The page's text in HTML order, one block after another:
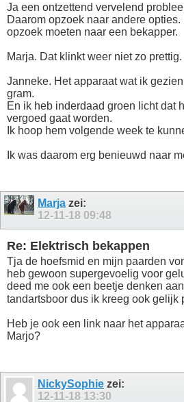
Ja een ontzettend vervelend
Daarom opzoek naar andere
opzoek moeten naar een bekapper.
Marja. Dat klinkt weer niet zo prettig.
Janneke. Het apparaat wat ik
gram.
En ik heb inderdaad groen licht dat
vergoed gaat worden.
Ik hoop hem volgende week te
Ik was daarom erg benieuwd naar
Marja zei:
12-11-18 09:48
Re: Elektrisch bekappen
Tja de hoefsmid en mijn paarden
heb gewoon supergevoelig voor
deed me ook een beetje denken
tandartsboor dus ik kreeg ook gelijk
Heb je ook een link naar het
Marjo?
NickySophie zei:
12-11-18 13:30